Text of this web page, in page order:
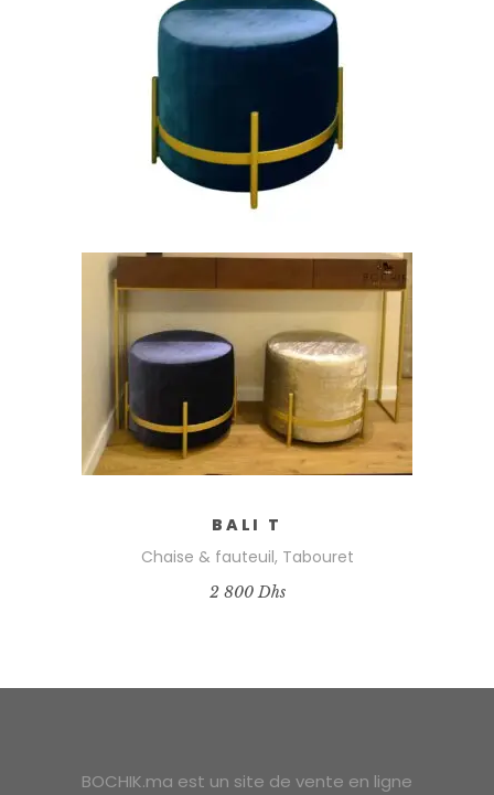
AJOUTER AU PANIER
BALI T
Chaise & fauteuil, Tabouret
2 800Dhs
BOCHIK.ma est un site de vente en ligne